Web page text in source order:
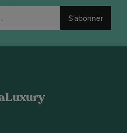
S'abonner